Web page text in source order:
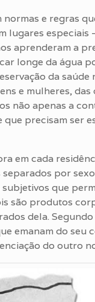
e regras
lugares
aprenderam a
longe da água
da
e mulheres,
não apenas a
precisam ser
em cada
por
que
são produtos
dela.
emanam do
do outro